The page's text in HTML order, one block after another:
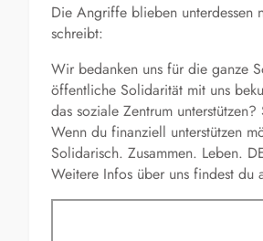
Die Angriffe blieben unterdessen
schreibt:
Wir bedanken uns für die ganze
öffentliche Solidarität mit uns
das soziale Zentrum
Wenn du finanziell unterstützen
Solidarisch. Zusammen. Leben.
Weitere Infos über uns findest du